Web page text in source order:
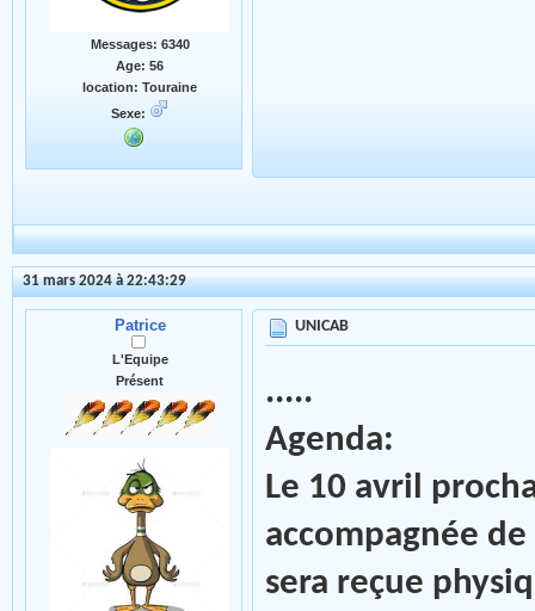
Messages: 6340
Age: 56
location: Touraine
Sexe:
31 mars 2024 à 22:43:29
Patrice
L'Equipe
Présent
UNICAB
.....
Agenda:
Le 10 avril
accompagnée
sera reçue